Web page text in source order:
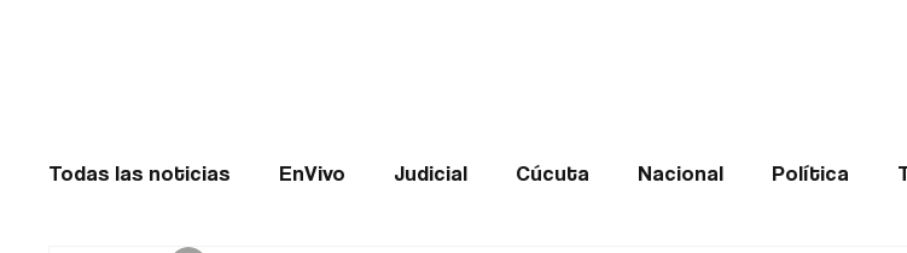
Todas las noticias EnVivo Judicial Cúcuta Nacional Política